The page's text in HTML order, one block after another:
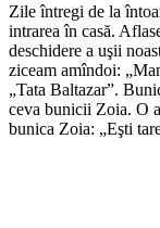
Zile întregi de la
intrarea în casă.
deschidere a uşii
ziceam amîndoi:
„Tata Baltazar”.
ceva bunicii Zoia. O
bunica Zoia: „Eşti